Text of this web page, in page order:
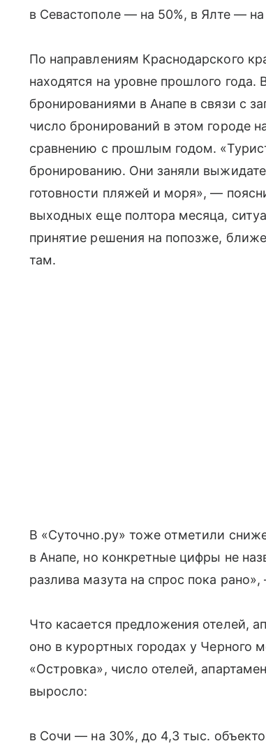
в Севастополе — на 50%, в Ялте — на
По направлениям Краснодарского
находятся на уровне прошлого года.
бронированиями в Анапе в связи с
число бронирований в этом городе
сравнению с прошлым годом.
бронированию. Они заняли
готовности пляжей и моря», —
выходных еще полтора месяца,
принятие решения на попозже,
там.
В «Суточно.ру» тоже отметили
в Анапе, но конкретные цифры не
разлива мазута на спрос пока
Что касается предложения отелей,
оно в курортных городах у
«Островка», число отелей,
выросло:
в Сочи — на 30%, до 4,3 тыс.